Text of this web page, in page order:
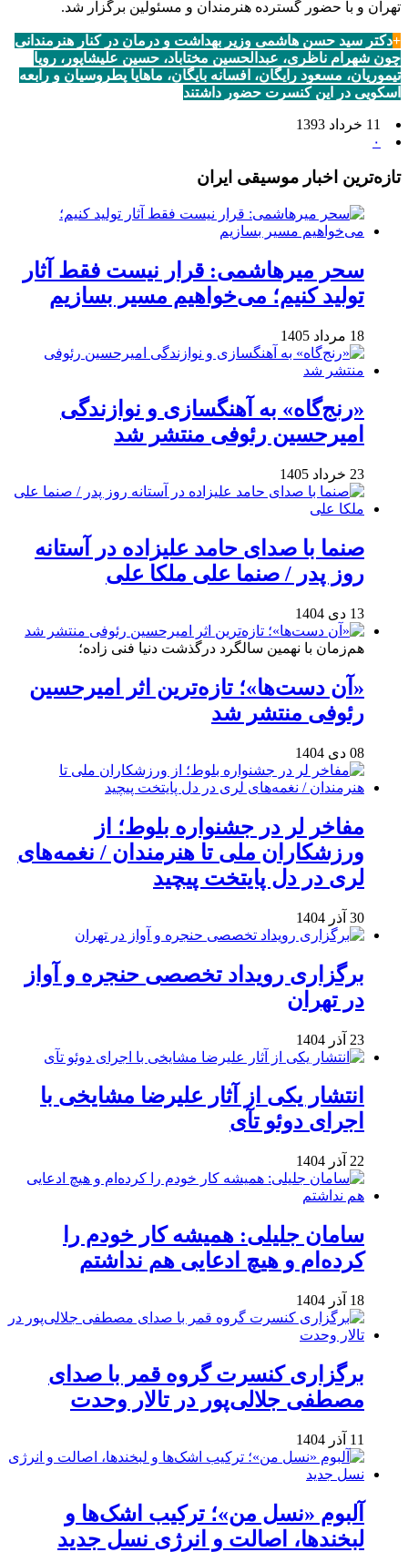
تهران و با حضور گسترده هنرمندان و مسئولین برگزار شد.
+دکتر سید حسن هاشمی وزیر بهداشت و درمان در کنار هنرمندانی
چون شهرام ناظری، عبدالحسین مختاباد، حسین علیشاپور، رویا
تیموریان، مسعود رایگان، افسانه بایگان، ماهایا پطروسیان و رابعه
اسکویی در این کنسرت حضور داشتند
11 خرداد 1393
۰
تازه‌ترین اخبار موسیقی ایران
سحر میرهاشمی: قرار نیست فقط آثار
تولید کنیم؛ می‌خواهیم مسیر بسازیم
18 مرداد 1405
«رنج‌گاه» به آهنگسازی و نوازندگی
امیرحسین رئوفی منتشر شد
23 خرداد 1405
صنما با صدای حامد علیزاده در آستانه
روز پدر / صنما علی ملکا علی
13 دی 1404
هم‌زمان با نهمین سالگرد درگذشت دنیا فنی زاده؛
«آن دست‌ها»؛ تازه‌ترین اثر امیرحسین
رئوفی منتشر شد
08 دی 1404
مفاخر لر در جشنواره بلوط؛ از
ورزشکاران ملی تا هنرمندان / نغمه‌های
لری در دل پایتخت پیچید
30 آذر 1404
برگزاری رویداد تخصصی حنجره و آواز
در تهران
23 آذر 1404
انتشار یکی از آثار علیرضا مشایخی با
اجرای دوئو تآی
22 آذر 1404
سامان جلیلی: همیشه کار خودم را
کرده‌ام و هیچ ادعایی هم نداشتم
18 آذر 1404
برگزاری کنسرت گروه قمر با صدای
مصطفی جلالی‌پور در تالار وحدت
11 آذر 1404
آلبوم «نسل من»؛ ترکیب اشک‌ها و
لبخندها، اصالت و انرژی نسل جدید